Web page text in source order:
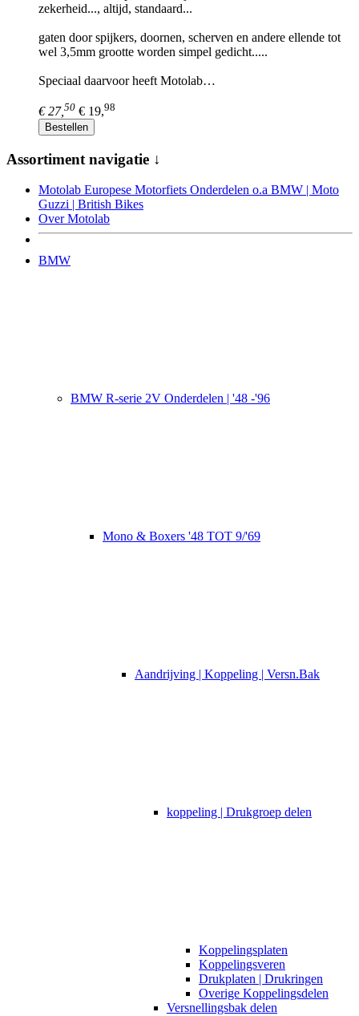
zekerheid..., altijd, standaard...
gaten door spijkers, doornen, scherven en andere ellende tot
wel 3,5mm grootte worden simpel gedicht.....
Speciaal daarvoor heeft Motolab…
€ 27, 50 € 19,98
Bestellen
Assortiment navigatie ↓
Motolab Europese Motorfiets Onderdelen o.a BMW | Moto
Guzzi | British Bikes
Over Motolab
BMW
BMW R-serie 2V Onderdelen | '48 -'96
Mono & Boxers '48 TOT 9/'69
Aandrijving | Koppeling | Versn.Bak
koppeling | Drukgroep delen
Koppelingsplaten
Koppelingsveren
Drukplaten | Drukringen
Overige Koppelingsdelen
Versnellingsbak delen